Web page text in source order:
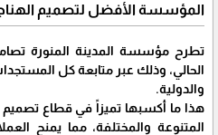
المؤسسة الأفضل لتصميم
تطرح مؤسسة المدينة المنورة
الحالي، وذلك عبر متابعة كل
والدولية.
هذا ما أكسبها تميزاً في قطاع تصميم
المتنوعة والمختلفة، مما يمنح